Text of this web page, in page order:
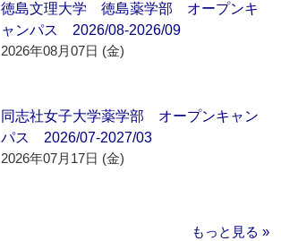
徳島文理大学 徳島薬学部 オープンキ
ャンパス 2026/08-2026/09
2026年08月07日 (金)
同志社女子大学薬学部 オープンキャン
パス 2026/07-2027/03
2026年07月17日 (金)
もっと見る »